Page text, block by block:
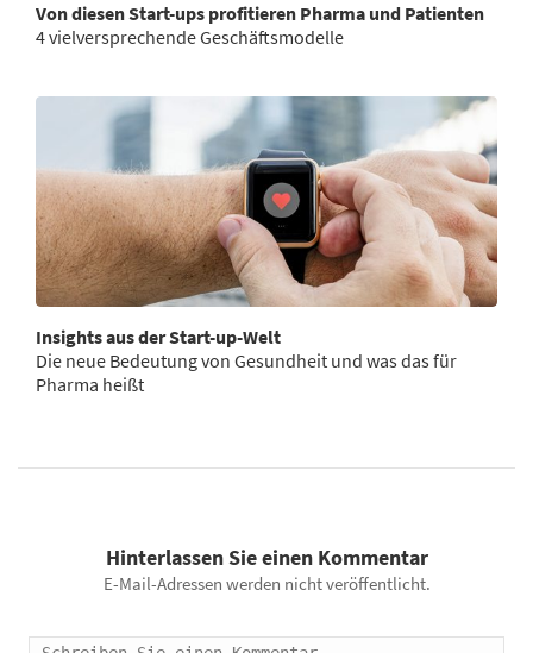
Von diesen Start-ups profitieren Pharma und Patienten
4 vielversprechende Geschäftsmodelle
Insights aus der Start-up-Welt
Die neue Bedeutung von Gesundheit und was das für
Pharma heißt
Hinterlassen Sie einen Kommentar
E-Mail-Adressen werden nicht veröffentlicht.